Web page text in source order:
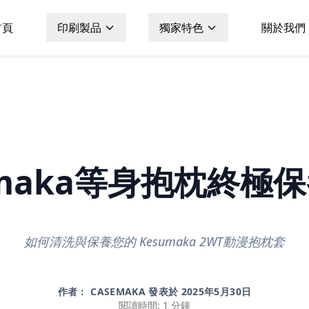
印刷製品 獨家特色 關於我們
等身抱枕終極
如何清洗與保養您的 Kesumaka 2WT動漫抱枕套
作者： CASEMAKA 發表於 2025年5月30日
閱讀時間: 1 分鐘